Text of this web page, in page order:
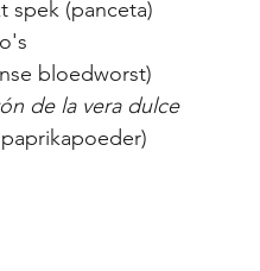
spek (panceta)
bloedworst)
de la vera dulce